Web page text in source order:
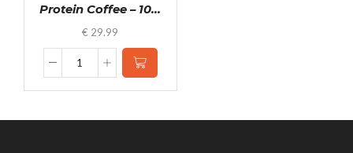
Protein Coffee – 10...
€ 29.99
Dutch